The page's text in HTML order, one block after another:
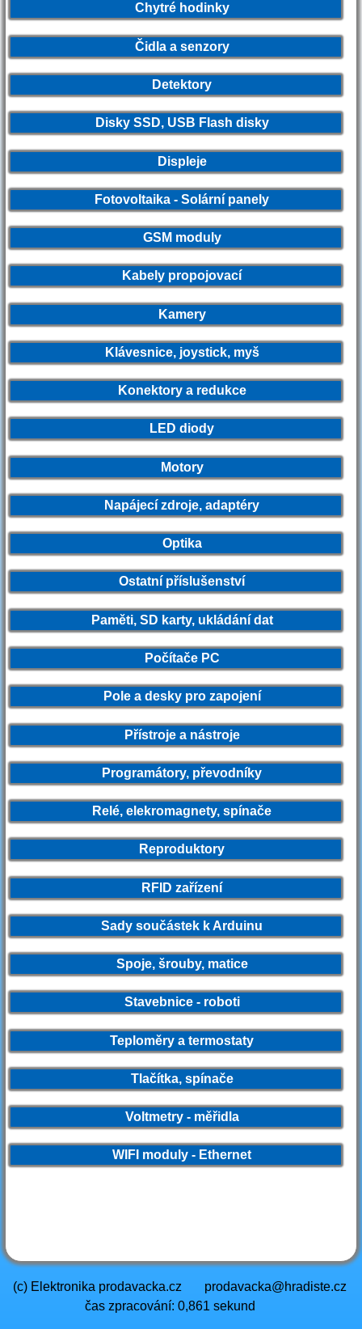
Chytré hodinky
Čidla a senzory
Detektory
Disky SSD, USB Flash disky
Displeje
Fotovoltaika - Solární panely
GSM moduly
Kabely propojovací
Kamery
Klávesnice, joystick, myš
Konektory a redukce
LED diody
Motory
Napájecí zdroje, adaptéry
Optika
Ostatní příslušenství
Paměti, SD karty, ukládání dat
Počítače PC
Pole a desky pro zapojení
Přístroje a nástroje
Programátory, převodníky
Relé, elekromagnety, spínače
Reproduktory
RFID zařízení
Sady součástek k Arduinu
Spoje, šrouby, matice
Stavebnice - roboti
Teploměry a termostaty
Tlačítka, spínače
Voltmetry - měřidla
WIFI moduly - Ethernet
(c) Elektronika prodavacka.cz prodavacka@hradiste.cz
čas zpracování: 0,861 sekund